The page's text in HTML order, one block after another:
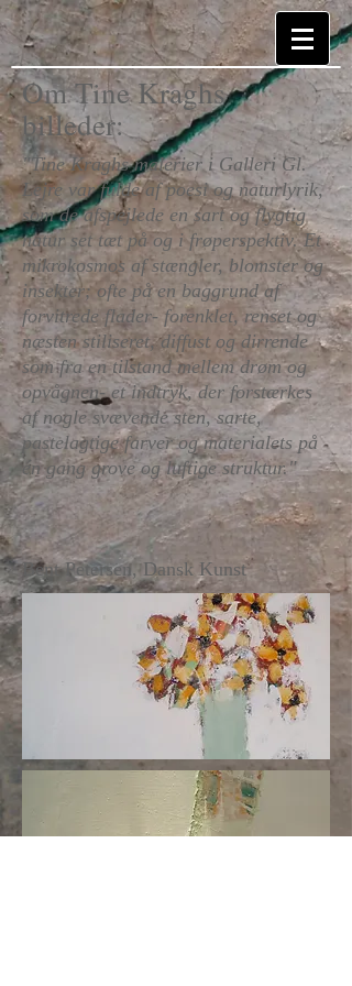
Om Tine Kraghs
billeder:
"Tine Kraghs malerier i Galleri Gl.
Lejre var fulde af poesi og naturlyrik,
som de afspejlede en sart og flygtig
natur set tæt på og i frøperspektiv. Et
mikrokosmos af stængler, blomster og
insekter; ofte på en baggrund af
forvitrede flader- forenklet, renset og
næsten stiliseret, diffust og dirrende
som fra en tilstand mellem drøm og
opvågnen- et indtryk, der forstærkes
af nogle svævende sten, sarte,
pastelagtige farver og materialets på
én gang grove og luftige struktur."
Bent Petersen, Dansk Kunst